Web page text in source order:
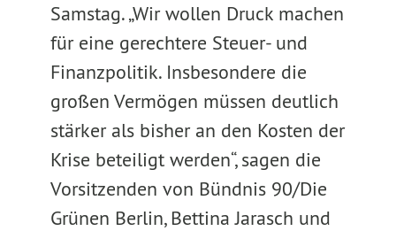
Samstag. „Wir wollen Druck machen
für eine gerechtere Steuer- und
Finanzpolitik. Insbesondere die
großen Vermögen müssen deutlich
stärker als bisher an den Kosten der
Krise beteiligt werden“, sagen die
Vorsitzenden von Bündnis 90/Die
Grünen Berlin, Bettina Jarasch und